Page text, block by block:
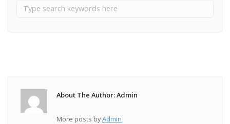
About The Author: Admin
More posts byAdmin